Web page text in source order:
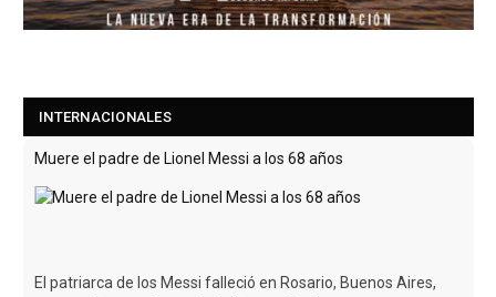
INTERNACIONALES
tras una larga enfermedad.[Leer más...]